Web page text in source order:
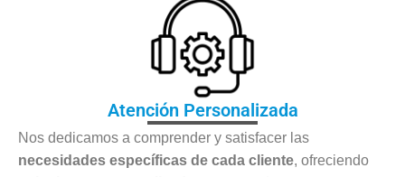
Atención Personalizada
Nos dedicamos a comprender y satisfacer las
necesidades específicas de cada cliente, ofreciendo